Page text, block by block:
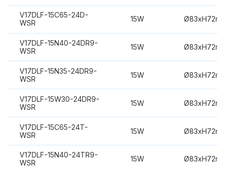
V17DLF-15C65-24D-
WSR
15W
V17DLF-15N40-24DR9-
WSR
15W
V17DLF-15N35-24DR9-
WSR
15W
V17DLF-15W30-24DR9-
WSR
15W
V17DLF-15C65-24T-
WSR
15W
V17DLF-15N40-24TR9-
WSR
15W